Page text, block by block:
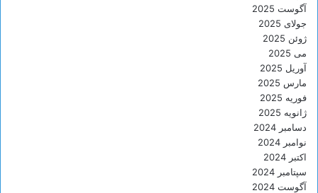
آگوست 2025
جولای 2025
ژوئن 2025
می 2025
آوریل 2025
مارس 2025
فوریه 2025
ژانویه 2025
دسامبر 2024
نوامبر 2024
اکتبر 2024
سپتامبر 2024
آگوست 2024